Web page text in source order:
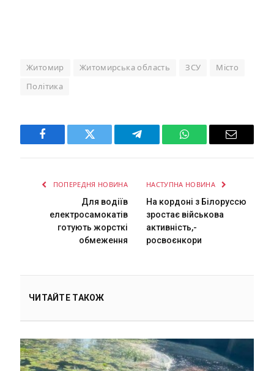
Житомир Житомирська область ЗСУ Місто
Політика
Facebook Twitter Telegram WhatsAppEmail
ПОПЕРЕДНЯ НОВИНА
Для водіїв
електросамокатів
готують жорсткі
обмеження
НАСТУПНА НОВИНА
На кордоні з Білоруссю
зростає військова
активність,-
росвоєнкори
ЧИТАЙТЕ ТАКОЖ